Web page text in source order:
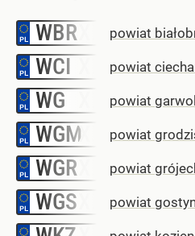
WBR powiat
WCI powiat
WG powiat
WGM powiat
WGR powiat
WGS powiat